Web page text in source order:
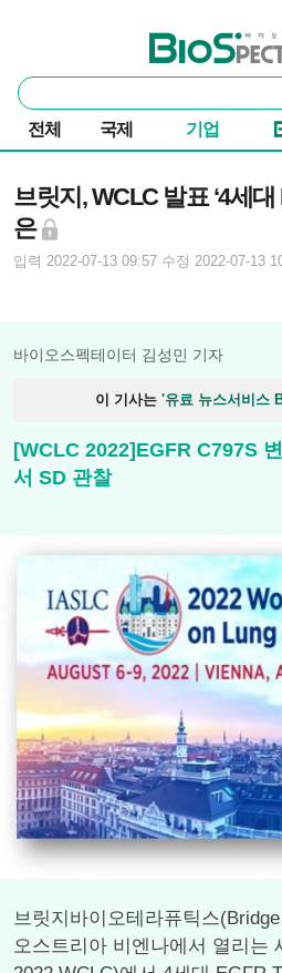
바이오스펙테이터
통
합
검
색
전체 국제 기업
브릿지, WCLC 발표 ‘4세
은
입력 2022-07-13 09:57 수정 2022-07-13
바이오스펙테이터 김성민 기자
이 기사는 '유료 뉴스서비스
[WCLC 2022]EGFR C797S
서 SD 관찰
브릿지바이오테라퓨틱스
오스트리아 비엔나에서 열리는